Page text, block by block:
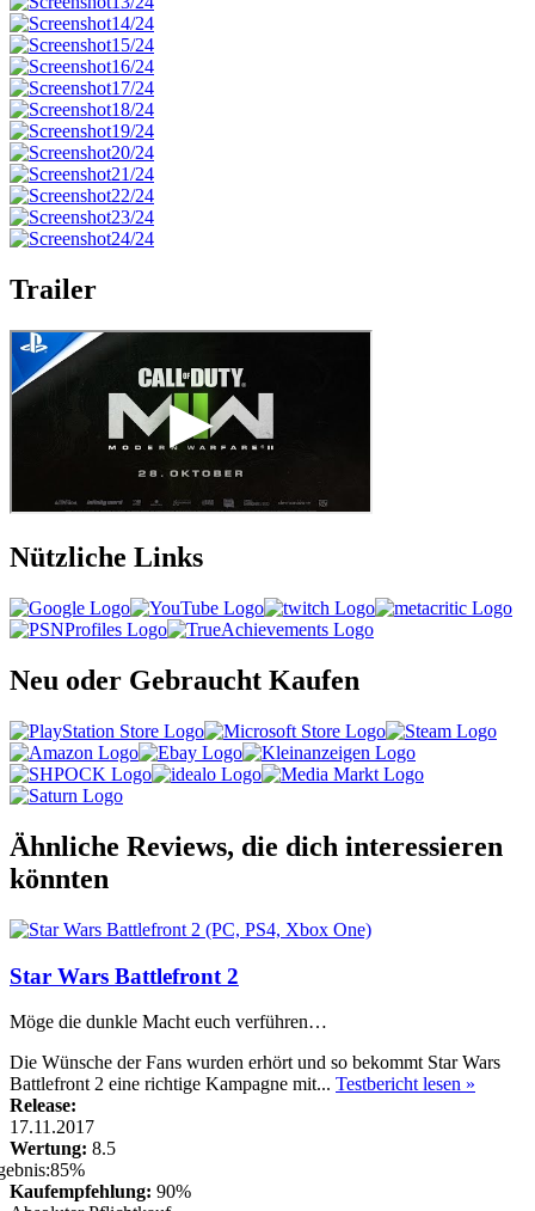
Trailer
Nützliche Links
Neu oder Gebraucht Kaufen
Ähnliche Reviews, die dich interessieren
könnten
Star Wars Battlefront 2
Möge die dunkle Macht euch verführen…
Die Wünsche der Fans wurden erhört und so bekommt Star Wars
Battlefront 2 eine richtige Kampagne mit... Testbericht lesen »
Release:
17.11.2017
Wertung: 8.5
Kaufempfehlung: 90%